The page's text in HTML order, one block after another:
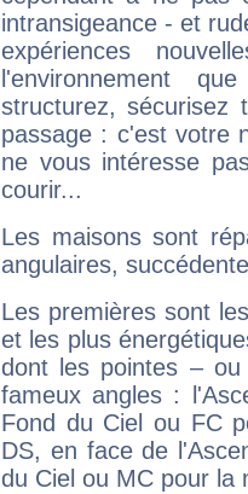
intransigeance - et
expériences
l'environnement
structurez, sécurisez
passage : c'est votre
ne vous intéresse
courir...
Les maisons sont
angulaires,
Les premières sont
et les plus
dont les pointes –
fameux angles :
Fond du Ciel ou FC
DS, en face de
du Ciel ou MC pour la